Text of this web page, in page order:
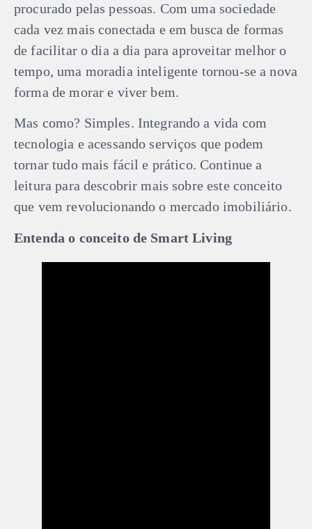
procurado pelas pessoas. Com uma sociedade
cada vez mais conectada e em busca de formas
de facilitar o dia a dia para aproveitar melhor o
tempo, uma moradia inteligente tornou-se a nova
forma de morar e viver bem.
Mas como? Simples. Integrando a vida com
tecnologia e acessando serviços que podem
tornar tudo mais fácil e prático. Continue a
leitura para descobrir mais sobre este conceito
que vem revolucionando o mercado imobiliário.
Entenda o conceito de Smart Living